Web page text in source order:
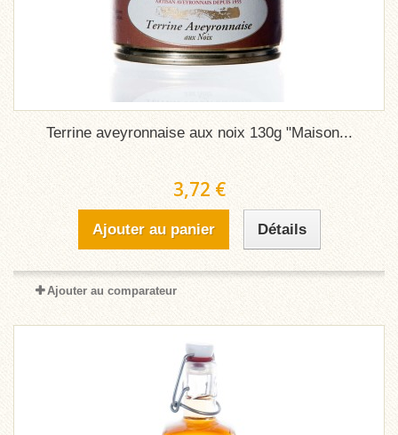
Terrine aveyronnaise aux noix 130g "Maison...
3,72 €
Ajouter au panier Détails
Ajouter au comparateur